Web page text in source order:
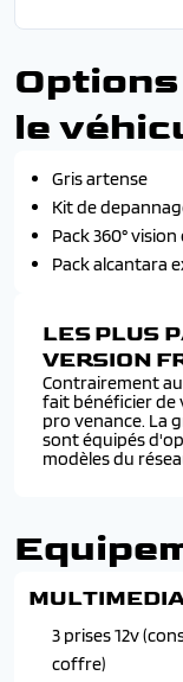
le
Gris artense
Kit de
Pack 360°
Pack alcantara
LES PLUS
VERSION
Contrairement
fait bénéficier de
pro venance. La
sont équipés
modèles du
3 prises 12v
coffre)